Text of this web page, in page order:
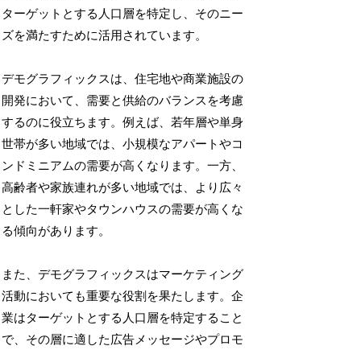
ターゲットとする人口層を特定し、そのニー
ズを満たすために活用されています。
デモグラフィックスは、住宅地や商業施設の
開発において、需要と供給のバランスを考慮
するのに役立ちます。例えば、若年層や単身
世帯が多い地域では、小規模なアパートやコ
ンドミニアムの需要が高くなります。一方、
高齢者や家族連れが多い地域では、より広々
とした一軒家やタウンハウスの需要が高くな
る傾向があります。
また、デモグラフィックスはマーケティング
活動においても重要な役割を果たします。企
業はターゲットとする人口層を特定すること
で、その層に適した広告メッセージやプロモ